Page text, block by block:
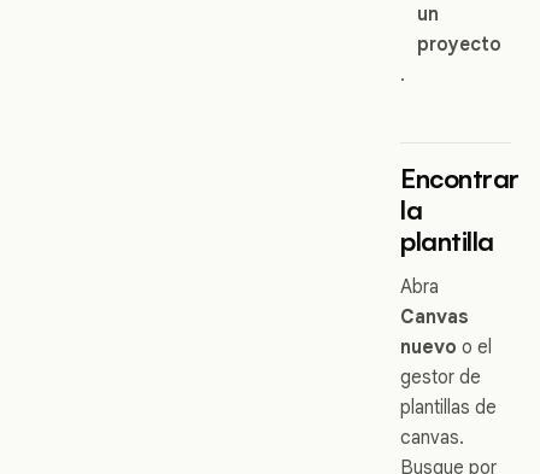
un
proyecto
.
Encontrar
la
plantilla
Abra
Canvas
nuevo o el
gestor de
plantillas de
canvas.
Busque por